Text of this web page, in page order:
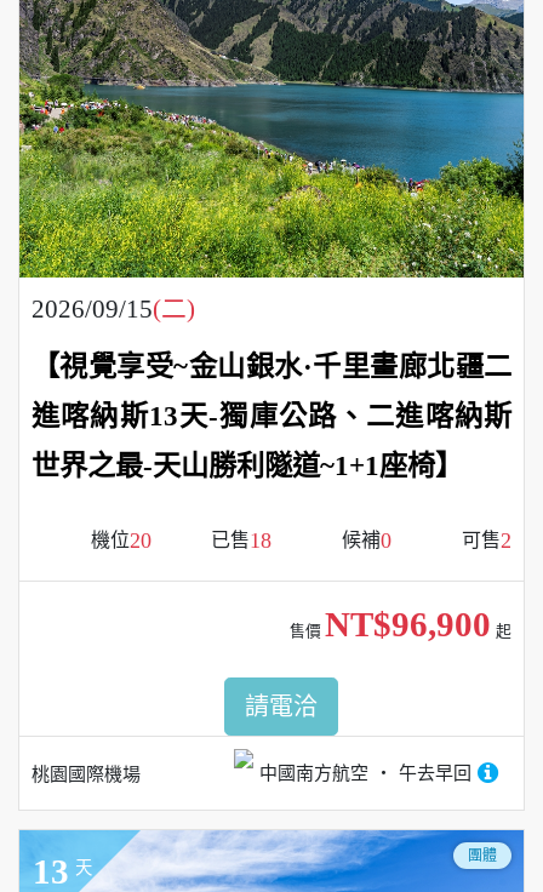
2026/09/15(二)
【視覺享受~金山銀水·千里畫廊北疆二
進喀納斯13天-獨庫公路、二進喀納斯
世界之最-天山勝利隧道~1+1座椅】
機位20 已售18 候補0 可售2
桃園國際機場 中國南方航空 午去早回
售價 NT$96,900 起
請電洽
13 天
團體